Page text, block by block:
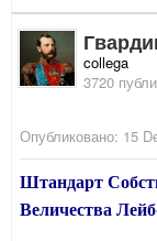
collega
3720
Опубликовано: 15
Штандарт
Величества